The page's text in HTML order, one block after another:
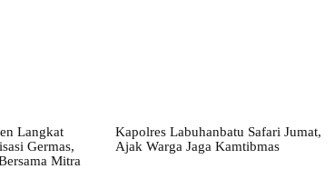
Langkat
Germas,
Mitra
Kapolres Labuhanbatu Safari Jumat,
Ajak Warga Jaga Kamtibmas